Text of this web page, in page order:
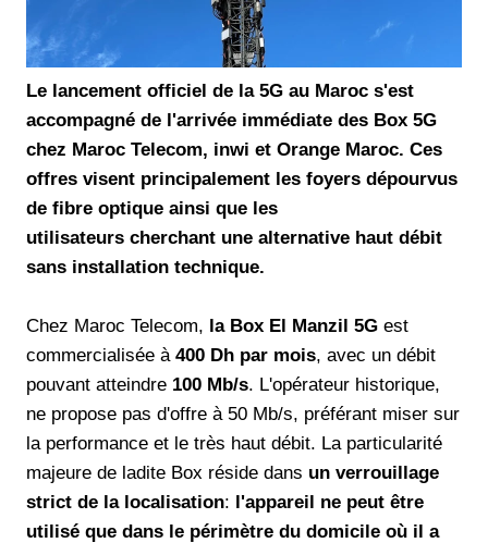
Le lancement officiel de la 5G au Maroc s'est
accompagné de l'arrivée immédiate des Box 5G
chez Maroc Telecom, inwi et Orange Maroc. Ces
offres visent principalement les foyers dépourvus
de fibre optique ainsi que les
utilisateurs cherchant une alternative haut débit
sans installation technique.
Chez Maroc Telecom, la Box El Manzil 5G est
commercialisée à 400 Dh par mois, avec un débit
pouvant atteindre 100 Mb/s. L'opérateur historique,
ne propose pas d'offre à 50 Mb/s, préférant miser sur
la performance et le très haut débit. La particularité
majeure de ladite Box réside dans un verrouillage
strict de la localisation: l'appareil ne peut être
utilisé que dans le périmètre du domicile où il a